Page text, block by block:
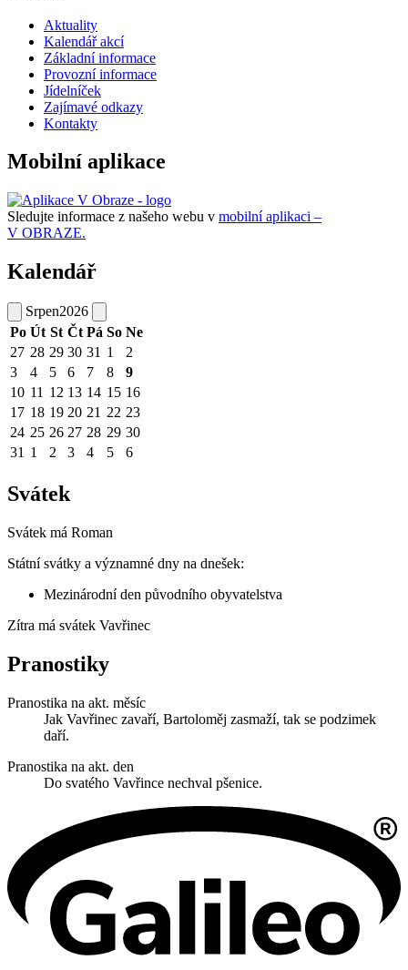
Aktuality
Kalendář akcí
Základní informace
Provozní informace
Jídelníček
Zajímavé odkazy
Kontakty
Mobilní aplikace
Sledujte informace z našeho webu v mobilní aplikaci –
V OBRAZE.
Kalendář
Srpen2026
Po Út St Čt Pá So Ne
27 28 29 30 31 1
2
3
4 5 6 7 8
9
10 11 12 13 14 15 16
17 18 19 20 21 22 23
24 25 26 27 28 29 30
31 1 2 3 4 5 6
Svátek
Svátek má Roman
Státní svátky a významné dny na dnešek:
Mezinárodní den původního obyvatelstva
Zítra má svátek Vavřinec
Pranostiky
Pranostika na akt. měsíc
Jak Vavřinec zavaří, Bartoloměj zasmaží, tak se podzimek
daří.
Pranostika na akt. den
Do svatého Vavřince nechval pšenice.